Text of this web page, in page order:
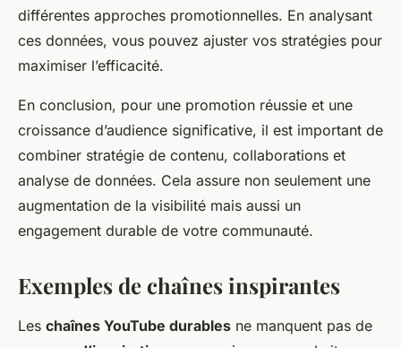
différentes approches promotionnelles. En analysant
ces données, vous pouvez ajuster vos stratégies pour
maximiser l’efficacité.
En conclusion, pour une promotion réussie et une
croissance d’audience significative, il est important de
combiner stratégie de contenu, collaborations et
analyse de données. Cela assure non seulement une
augmentation de la visibilité mais aussi un
engagement durable de votre communauté.
Exemples de chaînes inspirantes
Les chaînes YouTube durables ne manquent pas de